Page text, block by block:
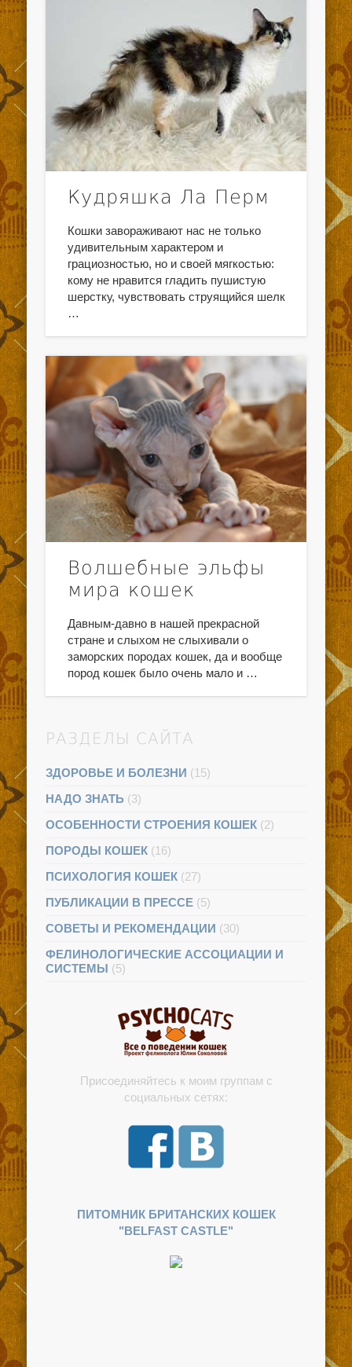
Кудряшка Ла Перм
Кошки завораживают нас не только
удивительным характером и
грациозностью, но и своей мягкостью:
кому не нравится гладить пушистую
шерстку, чувствовать струящийся шелк
…
Волшебные эльфы
мира кошек
Давным-давно в нашей прекрасной
стране и слыхом не слыхивали о
заморских породах кошек, да и вообще
пород кошек было очень мало и …
РАЗДЕЛЫ САЙТА
ЗДОРОВЬЕ И БОЛЕЗНИ (15)
НАДО ЗНАТЬ (3)
ОСОБЕННОСТИ СТРОЕНИЯ КОШЕК (2)
ПОРОДЫ КОШЕК (16)
ПСИХОЛОГИЯ КОШЕК (27)
ПУБЛИКАЦИИ В ПРЕССЕ (5)
СОВЕТЫ И РЕКОМЕНДАЦИИ (30)
ФЕЛИНОЛОГИЧЕСКИЕ АССОЦИАЦИИ И
СИСТЕМЫ (5)
Присоединяйтесь к моим группам с
социальных сетях:
ПИТОМНИК БРИТАНСКИХ КОШЕК
"BELFAST CASTLE"